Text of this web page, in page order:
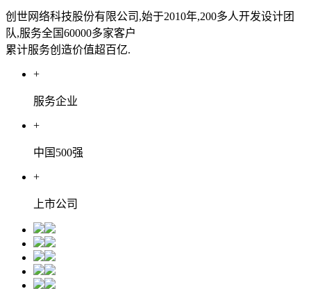
创世网络科技股份有限公司,始于2010年,200多人开发设计团
队,服务全国60000多家客户
累计服务创造价值超百亿.
+
服务企业
+
中国500强
+
上市公司